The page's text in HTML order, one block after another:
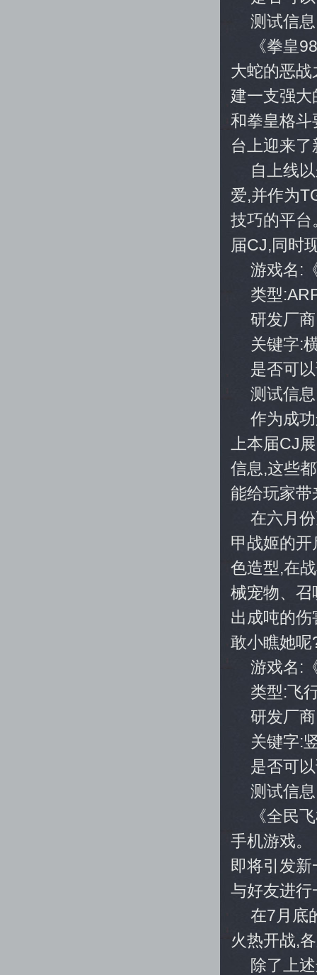
测试信
《拳皇
大蛇的恶
建一支强
和拳皇格
台上迎来了
自上线
爱,并作为
技巧的平
届CJ,同时
游戏名:
类型
研发厂
关键字:
是否可
测试信
作为成
上本届CJ
信息,这些
能给玩家
在六月
甲战姬的
色造型,在
械宠物、召
出成吨的
敢小瞧她呢
游戏名:
类型:飞
研发厂
关键字:
是否可
测试信
《全民
手机游戏
即将引发
与好友进行
在7月底
火热开战,
除了上